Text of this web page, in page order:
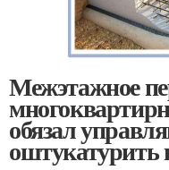
Межэтажное
обязал
оштукатурить